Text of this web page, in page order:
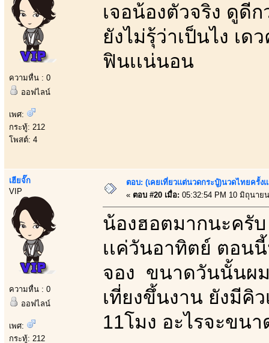
ความหื่น : 0
ออฟไลน์
เพศ:
กระทู้: 212
โพสต์: 4
เจอน้องตัวจริง ดูดี
ยังไม่รุ้ว่าเป็นไง เด
ฟินเเน่นอน
เฮียจั๊ก
VIP
ความหื่น : 0
ออฟไลน์
เพศ:
กระทู้: 212
ตอบ: (เคยเที่ยวเเต่นวดกระปู๋)นวดไทยครั้ง
« ตอบ #20 เมื่อ: 05:32:54 PM 10 มิถุนาย
น้องฮอตมากนะครั
เเค่วันอาทิตย์ ตอน
จอง ขนาดวันนั้นผม
เที่ยงขึ้นงาน ยังมีคิ
11โมง อะไรจะขน